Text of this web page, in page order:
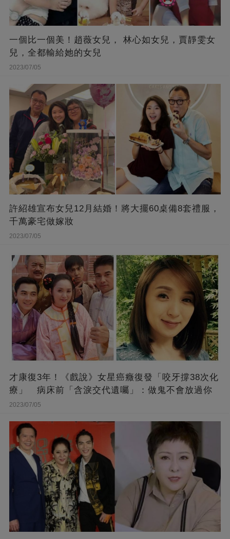
一個比一個美！趙薇女兒， 林心如女兒，賈靜雯女
兒，全都輸給她的女兒
2023/07/05
許紹雄宣布女兒12月結婚！將大擺60桌備8套禮服，
千萬豪宅做嫁妝
2023/07/05
才康復3年！《戲說》女星癌癥復發「咬牙撐38次化
療」 病床前「含淚交代遺囑」：做鬼不會放過你
2023/07/05